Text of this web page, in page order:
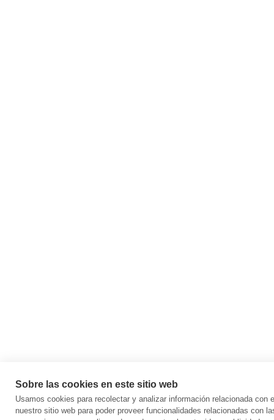
Sobre las cookies en este sitio web
Usamos cookies para recolectar y analizar información relacionada con
nuestro sitio web para poder proveer funcionalidades relacionadas con